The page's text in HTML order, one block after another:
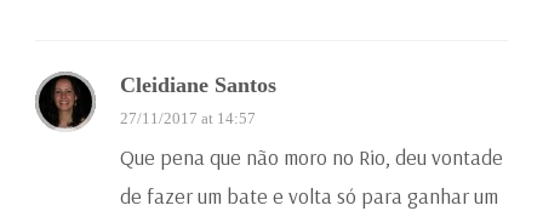
Cleidiane Santos
27/11/2017 at 14:57
Que pena que não moro no Rio, deu vontade
de fazer um bate e volta só para ganhar um